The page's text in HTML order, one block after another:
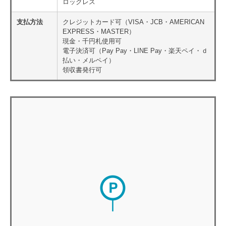
ロックレス
支払方法
クレジットカード可（VISA・JCB・AMERICAN
EXPRESS・MASTER）
現金・千円札使用可
電子決済可（Pay Pay・LINE Pay・楽天ペイ・ｄ
払い・メルペイ）
領収書発行可